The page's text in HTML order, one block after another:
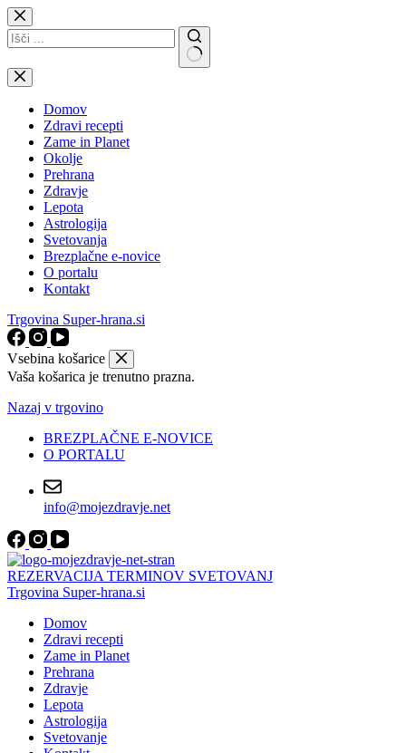
Skip
to
content
No
results
Domov
Zdravi recepti
Zame in Planet
Okolje
Prehrana
Zdravje
Lepota
Astrologija
Svetovanja
Brezplačne e-novice
O portalu
Kontakt
Trgovina Super-hrana.si
Vsebina košarice
Vaša košarica je trenutno prazna.
Nazaj v trgovino
BREZPLAČNE E-NOVICE
O PORTALU
info@mojezdravje.net
REZERVACIJA TERMINOV SVETOVANJ
Trgovina Super-hrana.si
Domov
Zdravi recepti
Zame in Planet
Prehrana
Zdravje
Lepota
Astrologija
Svetovanje